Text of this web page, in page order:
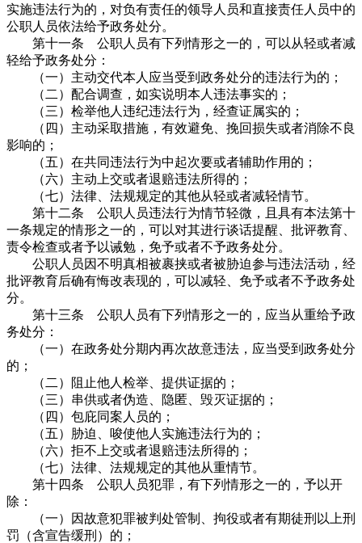
实施违法行为的，对负有责任的领导人员和直接责任人员中的
公职人员依法给予政务处分。
第十一条 公职人员有下列情形之一的，可以从轻或者减
轻给予政务处分：
（一）主动交代本人应当受到政务处分的违法行为的；
（二）配合调查，如实说明本人违法事实的；
（三）检举他人违纪违法行为，经查证属实的；
（四）主动采取措施，有效避免、挽回损失或者消除不良
影响的；
（五）在共同违法行为中起次要或者辅助作用的；
（六）主动上交或者退赔违法所得的；
（七）法律、法规规定的其他从轻或者减轻情节。
第十二条 公职人员违法行为情节轻微，且具有本法第十
一条规定的情形之一的，可以对其进行谈话提醒、批评教育、
责令检查或者予以诫勉，免予或者不予政务处分。
公职人员因不明真相被裹挟或者被胁迫参与违法活动，经
批评教育后确有悔改表现的，可以减轻、免予或者不予政务处
分。
第十三条 公职人员有下列情形之一的，应当从重给予政
务处分：
（一）在政务处分期内再次故意违法，应当受到政务处分
的；
（二）阻止他人检举、提供证据的；
（三）串供或者伪造、隐匿、毁灭证据的；
（四）包庇同案人员的；
（五）胁迫、唆使他人实施违法行为的；
（六）拒不上交或者退赔违法所得的；
（七）法律、法规规定的其他从重情节。
第十四条 公职人员犯罪，有下列情形之一的，予以开
除：
（一）因故意犯罪被判处管制、拘役或者有期徒刑以上刑
罚（含宣告缓刑）的；